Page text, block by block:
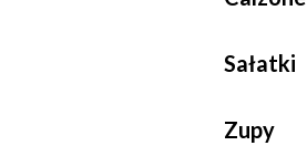
Sałatki
Zupy